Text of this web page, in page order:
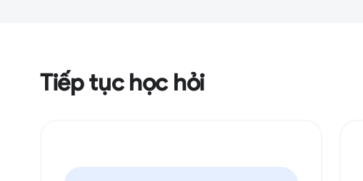
Tiếp tục học hỏi